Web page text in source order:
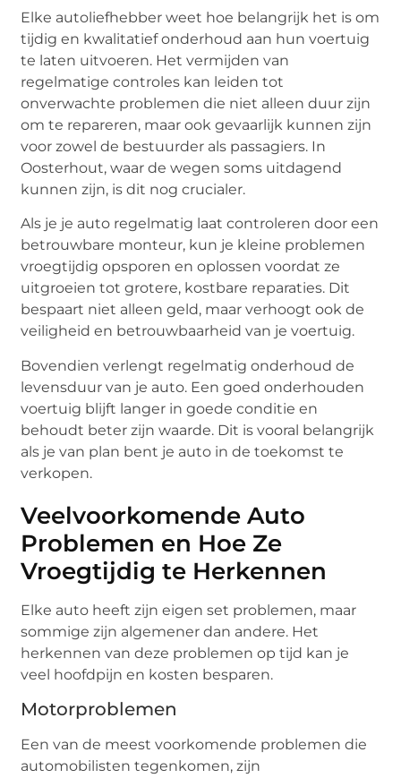
Elke autoliefhebber weet hoe belangrijk het is om
tijdig en kwalitatief onderhoud aan hun voertuig
te laten uitvoeren. Het vermijden van
regelmatige controles kan leiden tot
onverwachte problemen die niet alleen duur zijn
om te repareren, maar ook gevaarlijk kunnen zijn
voor zowel de bestuurder als passagiers. In
Oosterhout, waar de wegen soms uitdagend
kunnen zijn, is dit nog crucialer.
Als je je auto regelmatig laat controleren door een
betrouwbare monteur, kun je kleine problemen
vroegtijdig opsporen en oplossen voordat ze
uitgroeien tot grotere, kostbare reparaties. Dit
bespaart niet alleen geld, maar verhoogt ook de
veiligheid en betrouwbaarheid van je voertuig.
Bovendien verlengt regelmatig onderhoud de
levensduur van je auto. Een goed onderhouden
voertuig blijft langer in goede conditie en
behoudt beter zijn waarde. Dit is vooral belangrijk
als je van plan bent je auto in de toekomst te
verkopen.
Veelvoorkomende Auto
Problemen en Hoe Ze
Vroegtijdig te Herkennen
Elke auto heeft zijn eigen set problemen, maar
sommige zijn algemener dan andere. Het
herkennen van deze problemen op tijd kan je
veel hoofdpijn en kosten besparen.
Motorproblemen
Een van de meest voorkomende problemen die
automobilisten tegenkomen, zijn